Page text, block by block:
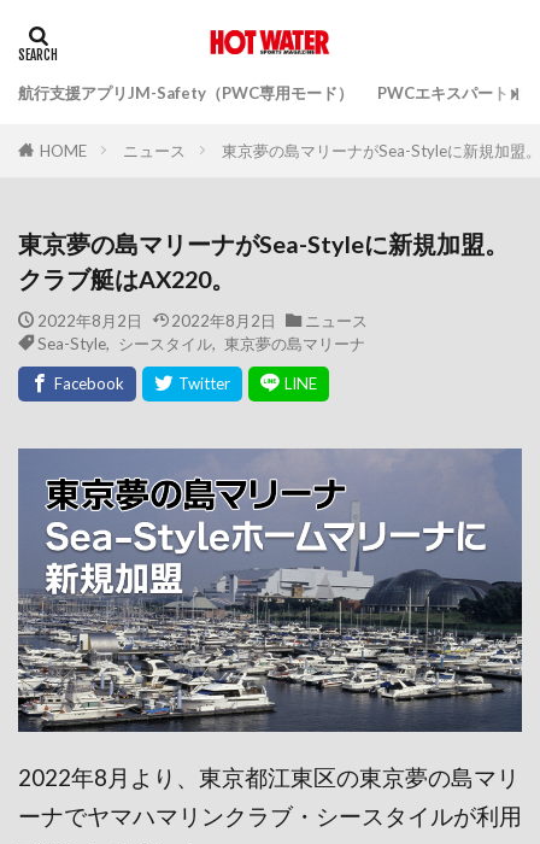
航行支援アプリJM-Safety（PWC専用モード） PWCエキスパートガ
HOME ニュース 東京夢の島マリーナがSea-Styleに新規加盟
東京夢の島マリーナがSea-Styleに新規加盟。
クラブ艇はAX220。
2022年8月2日 2022年8月2日
ニュース
Sea-Style, シースタイル, 東京夢の島マリーナ
2022年8月より、東京都江東区の東京夢の島マリ
ーナでヤマハマリンクラブ・シースタイルが利用